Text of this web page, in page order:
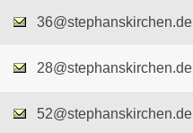
36@stephanskirchen.de
28@stephanskirchen.de
52@stephanskirchen.de